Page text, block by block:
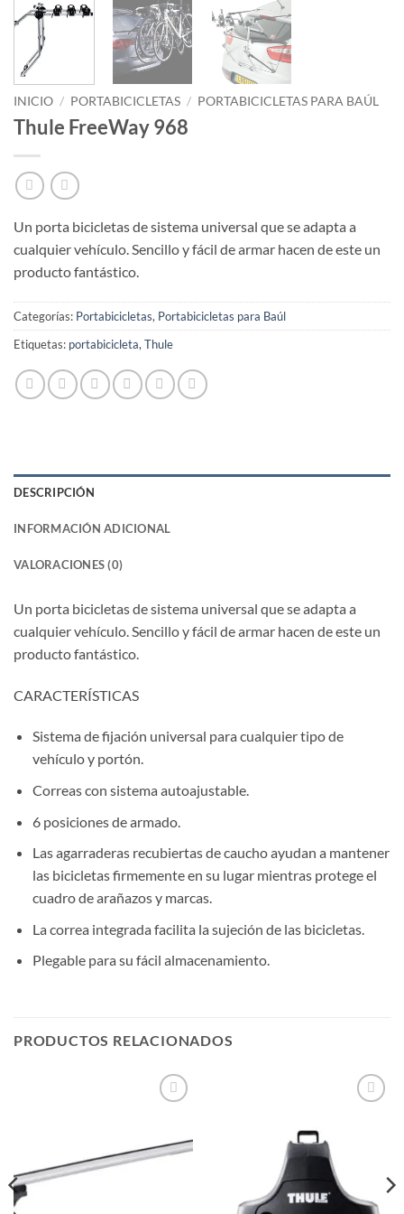
INICIO / PORTABICICLETAS / PORTABICICLETAS PARA BAÚL
Thule FreeWay 968
Un porta bicicletas de sistema universal que se adapta a
cualquier vehículo. Sencillo y fácil de armar hacen de este un
producto fantástico.
Categorías: Portabicicletas, Portabicicletas para Baúl
Etiquetas: portabicicleta, Thule
DESCRIPCIÓN
INFORMACIÓN ADICIONAL
VALORACIONES (0)
Un porta bicicletas de sistema universal que se adapta a
cualquier vehículo. Sencillo y fácil de armar hacen de este un
producto fantástico.
CARACTERÍSTICAS
Sistema de fijación universal para cualquier tipo de
vehículo y portón.
Correas con sistema autoajustable.
6 posiciones de armado.
Las agarraderas recubiertas de caucho ayudan a mantener
las bicicletas firmemente en su lugar mientras protege el
cuadro de arañazos y marcas.
La correa integrada facilita la sujeción de las bicicletas.
Plegable para su fácil almacenamiento.
PRODUCTOS RELACIONADOS
lista de
deseos